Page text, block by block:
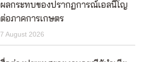
ผลกระทบของปรากฏการณ์เอลนีโญ
ต่อภาคการเกษตร
7 August 2026